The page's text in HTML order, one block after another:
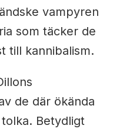
vampyren
som täcker de
till kannibalism.
de där ökända
Betydligt